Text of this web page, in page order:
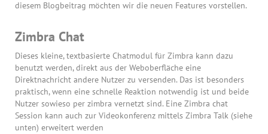
diesem Blogbeitrag möchten wir die neuen Features vorstellen.
Zimbra Chat
Dieses kleine, textbasierte Chatmodul für Zimbra kann dazu
benutzt werden, direkt aus der Weboberfläche eine
Direktnachricht andere Nutzer zu versenden. Das ist besonders
praktisch, wenn eine schnelle Reaktion notwendig ist und beide
Nutzer sowieso per zimbra vernetzt sind. Eine Zimbra chat
Session kann auch zur Videokonferenz mittels Zimbra Talk (siehe
unten) erweitert werden